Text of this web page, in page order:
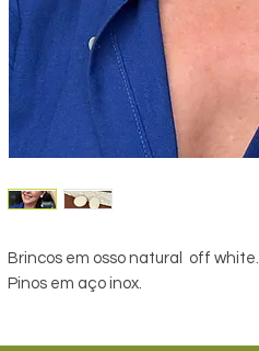
Brincos em osso natural off white.
Pinos em aço inox.